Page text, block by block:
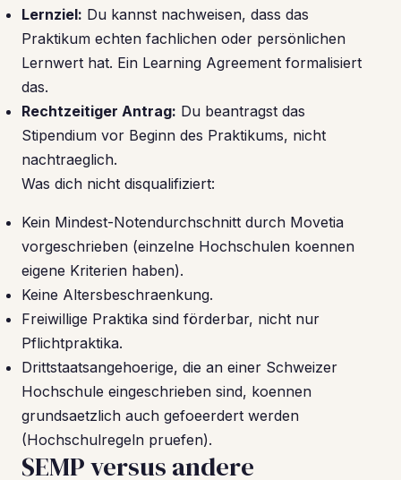
Lernziel: Du kannst nachweisen, dass das
Praktikum echten fachlichen oder persönlichen
Lernwert hat. Ein Learning Agreement formalisiert
das.
Rechtzeitiger Antrag: Du beantragst das
Stipendium vor Beginn des Praktikums, nicht
nachtraeglich.
Was dich nicht disqualifiziert:
Kein Mindest-Notendurchschnitt durch Movetia
vorgeschrieben (einzelne Hochschulen koennen
eigene Kriterien haben).
Keine Altersbeschraenkung.
Freiwillige Praktika sind förderbar, nicht nur
Pflichtpraktika.
Drittstaatsangehoerige, die an einer Schweizer
Hochschule eingeschrieben sind, koennen
grundsaetzlich auch gefoeerdert werden
(Hochschulregeln pruefen).
SEMP versus andere